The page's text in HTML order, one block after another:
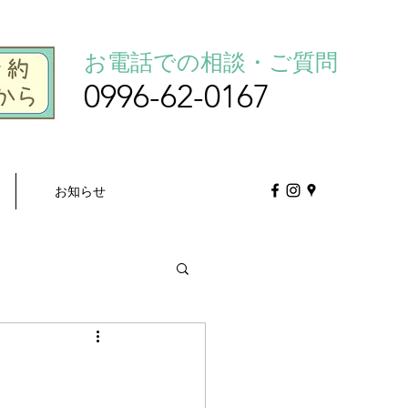
お電話での相談・ご質問
0996-62-0167
お知らせ